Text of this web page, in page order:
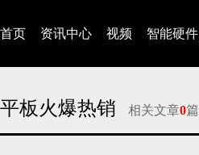
首页 资讯中心 视频 智能硬件
平板火爆热销 相关文章0篇